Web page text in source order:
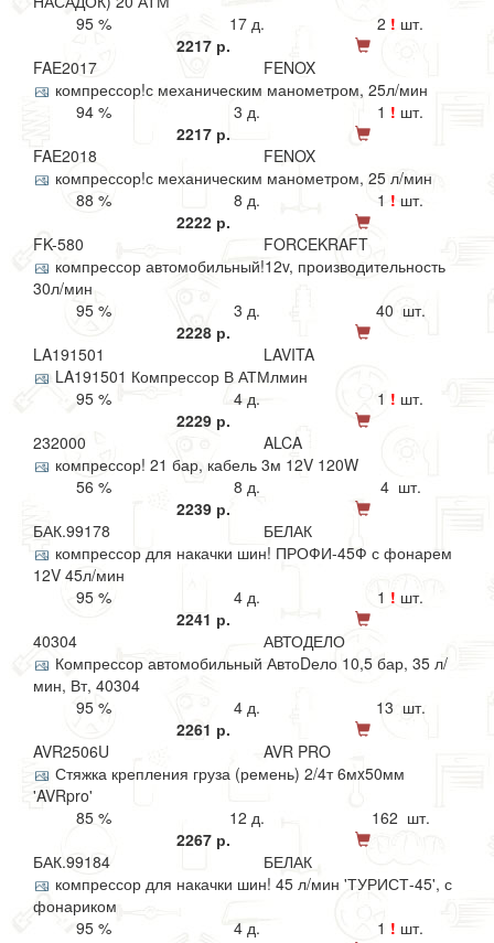
95 %
17 д. 2 ! шт.
2217 р.
FAE2017
FENOX
компрессор!с механическим манометром, 25л/мин
94 %
3 д. 1 ! шт.
2217 р.
FAE2018
FENOX
компрессор!с механическим манометром, 25 л/мин
88 %
8 д. 1 ! шт.
2222 р.
FK-580
FORCEKRAFT
компрессор автомобильный!12v, производительность
30л/мин
95 %
3 д.
40 шт.
2228 р.
LA191501
LAVITA
LA191501 Компрессор В АТМлмин
95 %
4 д. 1 ! шт.
2229 р.
232000
ALCA
компрессор! 21 бар, кабель 3м 12V 120W
56 %
8 д.
4 шт.
2239 р.
БАК.99178
БЕЛАК
компрессор для накачки шин! ПРОФИ-45Ф с фонарем
12V 45л/мин
95 %
4 д. 1 ! шт.
2241 р.
40304
АВТОДЕЛО
Компрессор автомобильный АвтоDело 10,5 бар, 35 л/
мин, Вт, 40304
95 %
4 д.
13 шт.
2261 р.
AVR2506U
AVR PRO
Стяжка крепления груза (ремень) 2/4т 6мx50мм
'AVRpro'
85 %
12 д.
162 шт.
2267 р.
БАК.99184
БЕЛАК
компрессор для накачки шин! 45 л/мин 'ТУРИСТ-45', с
фонариком
95 %
4 д. 1 ! шт.